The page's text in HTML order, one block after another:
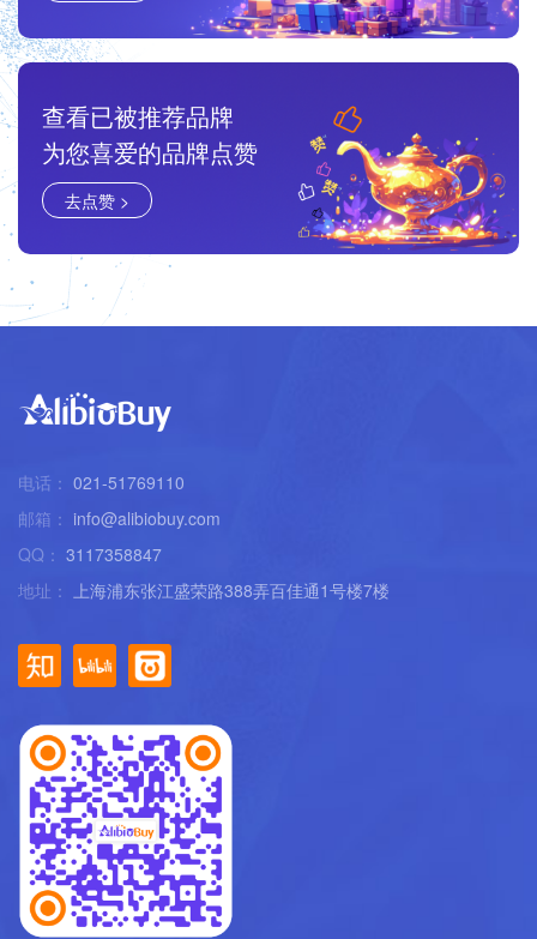
查看已被推荐品牌
为您喜爱的品牌点赞
去点赞 >
电话： 021-51769110
邮箱： info@alibiobuy.com
QQ： 3117358847
地址：
上海浦东张江盛荣路388弄百佳通1号楼7楼